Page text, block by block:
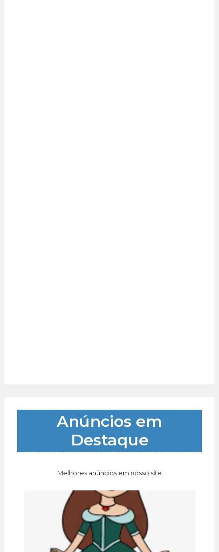
Anúncios em
Destaque
Melhores anúncios em nosso site